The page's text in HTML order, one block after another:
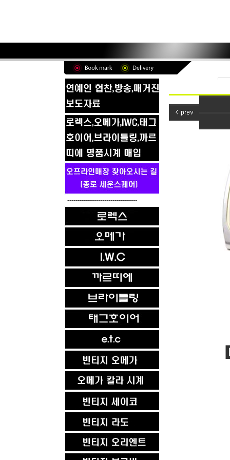
----------------------------------